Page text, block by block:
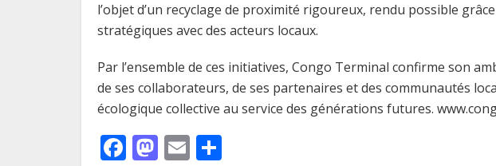
l’objet d’un recyclage de proximité rigoureux, rendu possible
stratégiques avec des acteurs locaux.
Par l’ensemble de ces initiatives, Congo Terminal confirme son
de ses collaborateurs, de ses partenaires et des communautés
écologique collective au service des générations futures.
F M E